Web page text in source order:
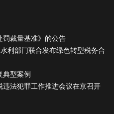
罚裁量基准》的公告
利部门联合发布绿色转型税务合
典型案例
法犯罪工作推进会议在京召开